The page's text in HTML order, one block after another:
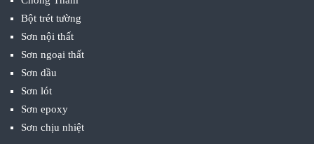
Bột trét tường
Sơn nội thất
Sơn ngoại thất
Sơn dầu
Sơn lót
Sơn epoxy
Sơn chịu nhiệt